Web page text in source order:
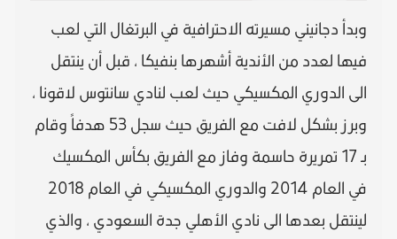
وبدأ دجانيني مسيرته الاحترافية في البرتغال التي لعب
فيها لعدد من الأندية أشهرها بنفيكا ، قبل أن ينتقل
الى الدوري المكسيكي حيث لعب لنادي سانتوس لاقونا ،
وبرز بشكل لافت مع الفريق حيث سجل 53 هدفاً وقام
بـ 17 تمريرة حاسمة وفاز مع الفريق بكأس المكسيك
في العام 2014 والدوري المكسيكي في العام 2018
لينتقل بعدها الى نادي الأهلي جدة السعودي ، والذي